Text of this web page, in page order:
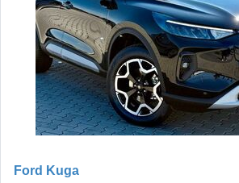
Ford Kuga